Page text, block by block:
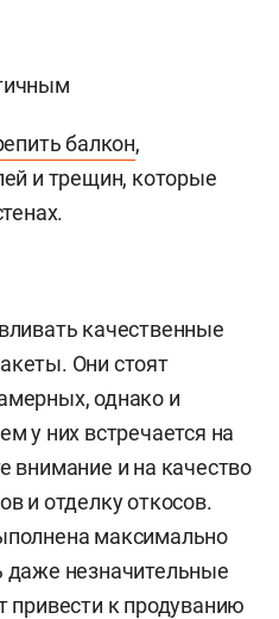
балкон,
и трещин, которые
качественные
Они стоят
однако и
у них встречается на
внимание и на качество
и отделку откосов.
максимально
даже незначительные
привести к продуванию